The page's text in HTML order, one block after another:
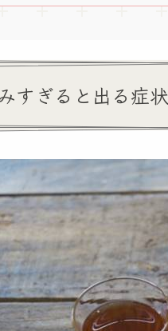
すぎると出る症状